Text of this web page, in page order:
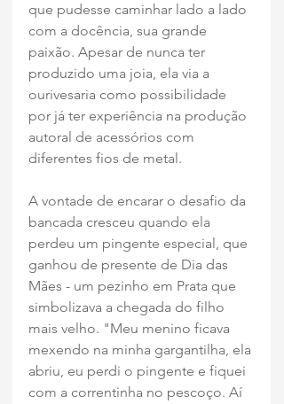
que pudesse caminhar lado a lado
com a docência, sua grande
paixão. Apesar de nunca ter
produzido uma joia, ela via a
ourivesaria como possibilidade
por já ter experiência na produção
autoral de acessórios com
diferentes fios de metal.
A vontade de encarar o desafio da
bancada cresceu quando ela
perdeu um pingente especial, que
ganhou de presente de Dia das
Mães - um pezinho em Prata que
simbolizava a chegada do filho
mais velho. "Meu menino ficava
mexendo na minha gargantilha, ela
abriu, eu perdi o pingente e fiquei
com a correntinha no pescoço. Aí